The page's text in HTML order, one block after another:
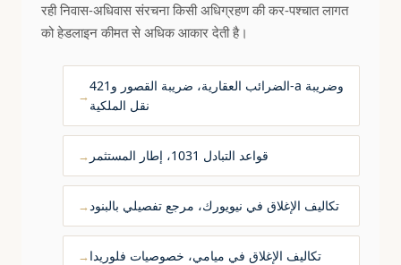
रही निवास-अधिवास संरचना किसी अधिग्रहण की कर-पश्चात लागत
को हेडलाइन कीमत से अधिक आकार देती है।
الضرائب العقارية، ضريبة القصور و421-a وضريبة
نقل الملكية
قواعد التبادل 1031، إطار المستثمر
تكاليف الإغلاق في نيويورك، مرجع تفصيلي بالبنود
تكاليف الإغلاق في ميامي، خصوصيات فلوريدا